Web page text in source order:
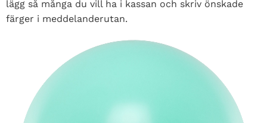
lägg så många du vill ha i kassan och skriv önskade
färger i meddelanderutan.